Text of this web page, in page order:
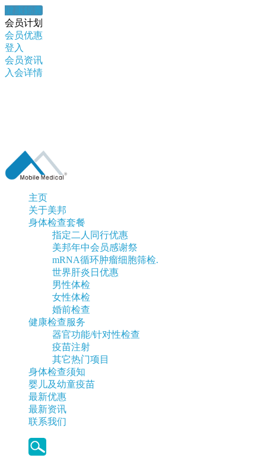
健康錦囊
会员计划
会员优惠
登入
会员资讯
入会详情
主页
关于美邦
身体检查套餐
指定二人同行优惠
美邦年中会员感谢祭
mRNA循环肿瘤细胞筛检.
世界肝炎日优惠
男性体检
女性体检
婚前检查
健康检查服务
器官功能/针对性检查
疫苗注射
其它热门项目
身体检查须知
婴儿及幼童疫苗
最新优惠
最新资讯
联系我们